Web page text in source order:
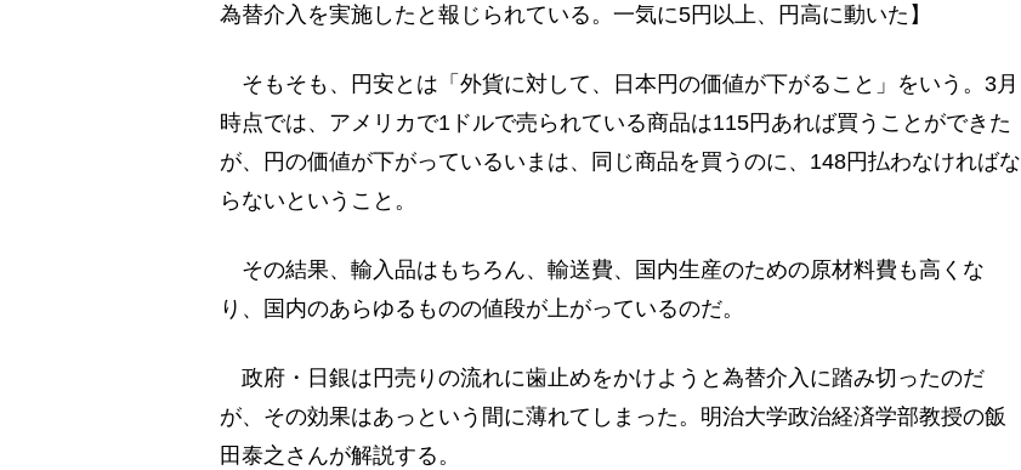
為替介入を実施したと報じられている。一気に5円以上、円高に動いた】
そもそも、円安とは「外貨に対して、日本円の価値が下がること」をいう。3月
時点では、アメリカで1ドルで売られている商品は115円あれば買うことができた
が、円の価値が下がっているいまは、同じ商品を買うのに、148円払わなければな
らないということ。
その結果、輸入品はもちろん、輸送費、国内生産のための原材料費も高くな
り、国内のあらゆるものの値段が上がっているのだ。
政府・日銀は円売りの流れに歯止めをかけようと為替介入に踏み切ったのだ
が、その効果はあっという間に薄れてしまった。明治大学政治経済学部教授の飯
田泰之さんが解説する。